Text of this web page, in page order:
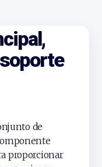
de
proporcionar